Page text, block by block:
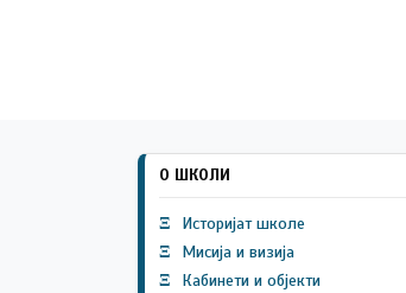
О ШКОЛИ
Ξ
Историјат школе
Ξ
Мисија и визија
Ξ
Кабинети и објекти